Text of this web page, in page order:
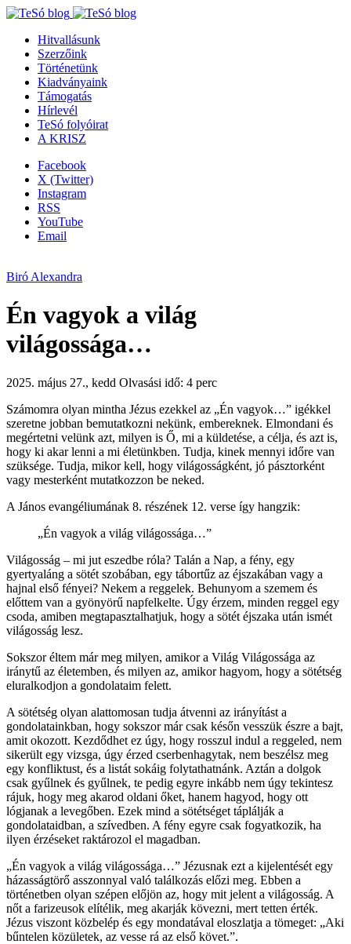
Hitvallásunk
Szerzőink
Történetünk
Kiadványaink
Támogatás
Hírlevél
TeSó folyóirat
A KRISZ
Facebook
X (Twitter)
Instagram
RSS
YouTube
Email
Biró Alexandra
Én vagyok a világ
világossága…
2025. május 27., kedd Olvasási idő: 4 perc
Számomra olyan mintha Jézus ezekkel az „Én vagyok…” igékkel
szeretne jobban bemutatkozni nekünk, embereknek. Elmondani és
megértetni velünk azt, milyen is Ő, mi a küldetése, a célja, és azt is,
hogy ki akar lenni a mi életünkben. Tudja, kinek mennyi időre van
szüksége. Tudja, mikor kell, hogy világosságként, jó pásztorként
vagy mesterként mutatkozzon be neked.
A János evangéliumának 8. részének 12. verse így hangzik:
„Én vagyok a világ világossága…”
Világosság – mi jut eszedbe róla? Talán a Nap, a fény, egy
gyertyaláng a sötét szobában, egy tábortűz az éjszakában vagy a
hajnal első fényei? Nekem a reggelek. Behunyom a szemem és
előttem van a gyönyörű napfelkelte. Úgy érzem, minden reggel egy
csoda, amiben megtapasztalhatjuk, hogy a sötét éjszaka után ismét
világosság lesz.
Sokszor éltem már meg milyen, amikor a Világ Világossága az
iránytű az életemben, és milyen az, amikor hagyom, hogy a sötétség
eluralkodjon a gondolataim felett.
A sötétség olyan alattomosan tudja átvenni az irányítást a
gondolatainkban, hogy sokszor már csak későn vesszük észre a bajt,
amit okozott. Kezdődhet ez úgy, hogy rosszul indul a reggeled, nem
sikerült egy vizsga, úgy érzed cserbenhagytak, nem beszélsz meg
egy konfliktust, és a listát sokáig folytathatnánk. Aztán a dolgok
csak gyűlnek és gyűlnek, te pedig egyre inkább nem úgy tekintesz
rájuk, hogy meg akarod oldani őket, hanem hagyod, hogy ott
lógjanak a levegőben. Ezek mind a sötétséget táplálják a
gondolataidban, a szívedben. A fény egyre csak fogyatkozik, ha
ilyen érzéseket raktározol el magadban.
„Én vagyok a világ világossága…” Jézusnak ezt a kijelentését egy
házasságtörő asszonnyal való találkozás előzi meg. Ebben a
történetben olyan szépen előjön az, hogy mit jelent a világosság. A
nőt a farizeusok elítélik, meg akarják kövezni, mert tetten érték.
Jézus viszont közbelép és egy mondatával eloszlatja a tömeget: „Aki
bűntelen közületek, az vesse rá az első követ.”.